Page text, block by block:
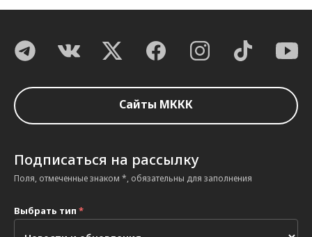
Сайты МККК
Подписаться на рассылку
Поля, отмеченные знаком *, обязательны для заполнения
Выбрать тип *